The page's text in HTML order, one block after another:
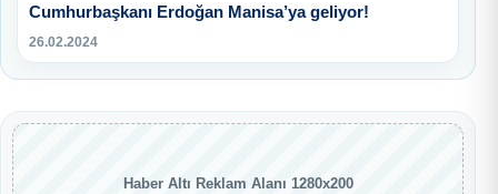
Cumhurbaşkanı Erdoğan Manisa’ya geliyor!
26.02.2024
Haber Altı Reklam Alanı 1280x200